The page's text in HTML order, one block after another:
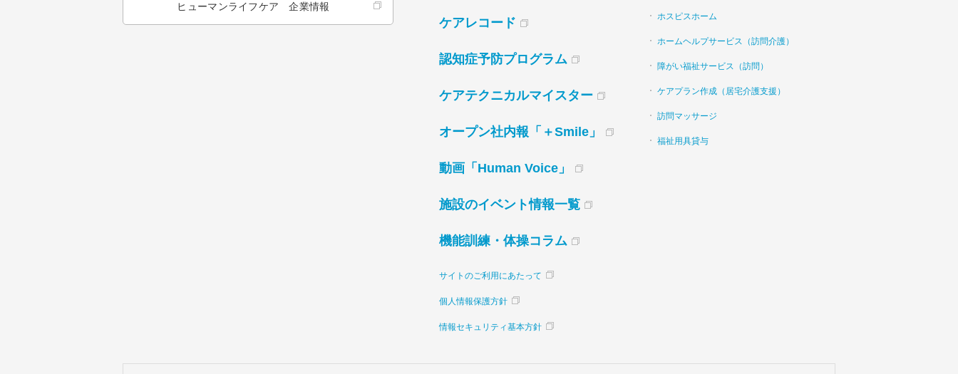
ヒューマンライフケア 企業情報
ケアレコード
認知症予防プログラム
ケアテクニカルマイスター
オープン社内報「＋Smile」
動画「Human Voice」
施設のイベント情報一覧
機能訓練・体操コラム
サイトのご利用にあたって
個人情報保護方針
情報セキュリティ基本方針
ホスピスホーム
ホームヘルプサービス（訪問介護）
障がい福祉サービス（訪問）
ケアプラン作成（居宅介護支援）
訪問マッサージ
福祉用具貸与